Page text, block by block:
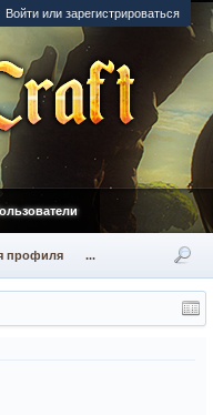
Войти или зарегистрироваться
профиля ...